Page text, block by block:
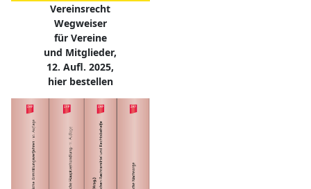
Vereinsrecht
Wegweiser
für Vereine
und Mitglieder,
12. Aufl. 2025,
hier bestellen